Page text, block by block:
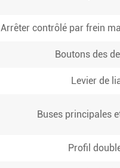
Arrêter contrôlé par frein
Boutons des
Levier de
Buses principales
Profil